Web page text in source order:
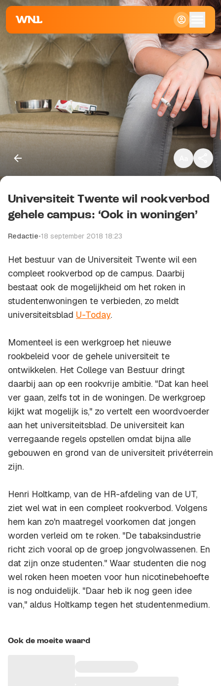
Klein
Standaard
Groot
Kopieer link
Universiteit Twente wil rookverbod
gehele campus: ‘Ook in woningen’
Redactie•18 september 2018 18:23
Het bestuur van de Universiteit Twente wil een
compleet rookverbod op de campus. Daarbij
bestaat ook de mogelijkheid om het roken in
studentenwoningen te verbieden, zo meldt
universiteitsblad U-Today.
Momenteel is een werkgroep het nieuwe
rookbeleid voor de gehele universiteit te
ontwikkelen. Het College van Bestuur dringt
daarbij aan op een rookvrije ambitie. "Dat kan heel
ver gaan, zelfs tot in de woningen. De werkgroep
kijkt wat mogelijk is," zo vertelt een woordvoerder
aan het universiteitsblad. De universiteit kan
verregaande regels opstellen omdat bijna alle
gebouwen en grond van de universiteit privéterrein
zijn.
Henri Holtkamp, van de HR-afdeling van de UT,
ziet wel wat in een compleet rookverbod. Volgens
hem kan zo'n maatregel voorkomen dat jongen
worden verleid om te roken. "De tabaksindustrie
richt zich vooral op de groep jongvolwassenen. En
dat zijn onze studenten." Waar studenten die nog
wel roken heen moeten voor hun nicotinebehoefte
is nog onduidelijk. "Daar heb ik nog geen idee
van," aldus Holtkamp tegen het studentenmedium.
Ook de moeite waard